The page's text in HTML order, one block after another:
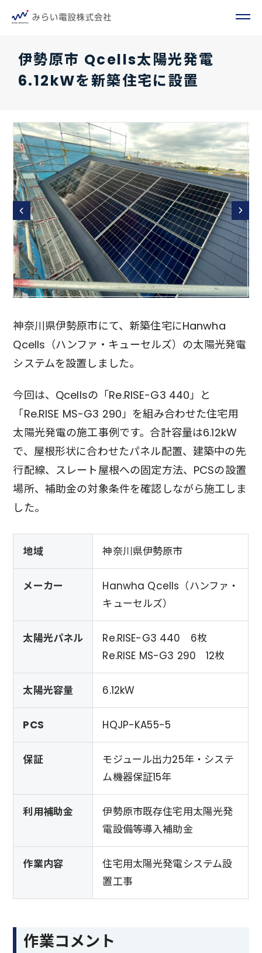
伊勢原市 Qcells太陽光発電
6.12kWを新築住宅に設置
Prev
Next
神奈川県伊勢原市にて、新築住宅にHanwha
Qcells（ハンファ・キューセルズ）の太陽光発電
システムを設置しました。
今回は、Qcellsの「Re.RISE-G3 440」と
「Re.RISE MS-G3 290」を組み合わせた住宅用
太陽光発電の施工事例です。合計容量は6.12kW
で、屋根形状に合わせたパネル配置、建築中の先
行配線、スレート屋根への固定方法、PCSの設置
場所、補助金の対象条件を確認しながら施工しま
した。
地域 神奈川県伊勢原市
メーカー
Hanwha Qcells（ハンファ・
キューセルズ）
太陽光パネル
Re.RISE-G3 440 6枚
Re.RISE MS-G3 290 12枚
太陽光容量 6.12kW
PCS HQJP-KA55-5
保証
モジュール出力25年・システ
ム機器保証15年
利用補助金
伊勢原市既存住宅用太陽光発
電設備等導入補助金
作業内容
住宅用太陽光発電システム設
置工事
作業コメント